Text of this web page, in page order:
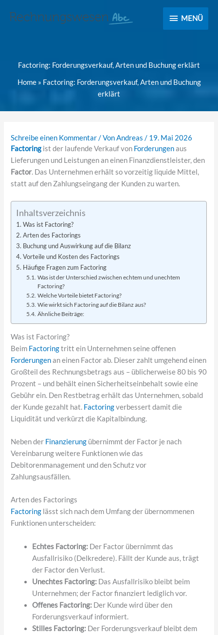
MENÜ
MENÜ
Factoring: Forderungsverkauf, Arten und Buchung erklärt
Home » Factoring: Forderungsverkauf, Arten und Buchung
erklärt
Schreibe einen Kommentar / VonAndreas/ 19. Mai 2026
Factoring ist der laufende Verkauf von Forderungenaus
Lieferungen und Leistungen an einen Finanzdienstleister, den
Factor. Das Unternehmen erhält so vorzeitig liquide Mittel,
statt auf den Zahlungseingang der Kunden zu warten.
Inhaltsverzeichnis
Was ist Factoring?
Arten des Factorings
Buchung und Auswirkung auf die Bilanz
Vorteile und Kosten des Factorings
Häufige Fragen zum Factoring
Was ist der Unterschied zwischen echtem und unechtem
Factoring?
Welche Vorteile bietet Factoring?
Wie wirkt sich Factoring auf die Bilanz aus?
Ähnliche Beiträge:
Was ist Factoring?
Beim Factoringtritt ein Unternehmen seine offenen
Forderungenan einen Factor ab. Dieser zahlt umgehend einen
Großteil des Rechnungsbetrags aus – üblicherweise 80 bis 90
Prozent – und behält einen Sicherheitseinbehalt sowie eine
Gebühr ein. Den Restbetrag erhält das Unternehmen, sobald
der Kunde gezahlt hat. Factoringverbessert damit die
Liquidität und verkürzt die Kapitalbindung.
Neben der Finanzierung übernimmt der Factor je nach
Vereinbarung weitere Funktionen wie das
Debitorenmanagement und den Schutz vor
Zahlungsausfällen.
Arten des Factorings
Factoring lässt sich nach dem Umfang der übernommenen
Funktionen unterscheiden:
Echtes Factoring: Der Factor übernimmt das
Ausfallrisiko (Delkredere). Fällt der Kunde aus, trägt
der Factor den Verlust.
Unechtes Factoring: Das Ausfallrisiko bleibt beim
Unternehmen; der Factor finanziert lediglich vor.
Offenes Factoring: Der Kunde wird über den
Forderungsverkauf informiert.
Stilles Factoring: Der Forderungsverkauf bleibt dem